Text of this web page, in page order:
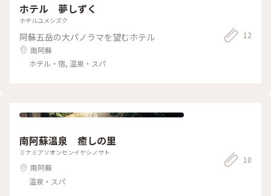
ホテル 夢しずく
ホテルユメシズク
阿蘇五岳の大パノラマを望むホテル
南阿蘇
ホテル・宿, 温泉・スパ
12
南阿蘇温泉 癒しの里
ミナミアソオンセンイヤシノサト
南阿蘇
温泉・スパ
10